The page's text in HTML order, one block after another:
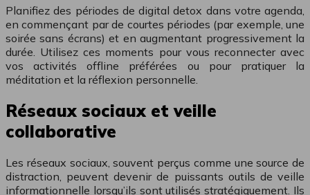
Planifiez des périodes de digital detox dans votre agenda,
en commençant par de courtes périodes (par exemple, une
soirée sans écrans) et en augmentant progressivement la
durée. Utilisez ces moments pour vous reconnecter avec
vos activités offline préférées ou pour pratiquer la
méditation et la réflexion personnelle.
Réseaux sociaux et veille
collaborative
Les réseaux sociaux, souvent perçus comme une source de
distraction, peuvent devenir de puissants outils de veille
informationnelle lorsqu’ils sont utilisés stratégiquement. Ils